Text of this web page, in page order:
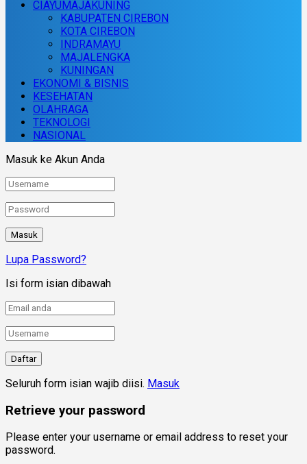
CIAYUMAJAKUNING
KABUPATEN CIREBON
KOTA CIREBON
INDRAMAYU
MAJALENGKA
KUNINGAN
EKONOMI & BISNIS
KESEHATAN
OLAHRAGA
TEKNOLOGI
NASIONAL
Masuk ke Akun Anda
Lupa Password?
Isi form isian dibawah
Seluruh form isian wajib diisi. Masuk
Retrieve your password
Please enter your username or email address to reset your
password.